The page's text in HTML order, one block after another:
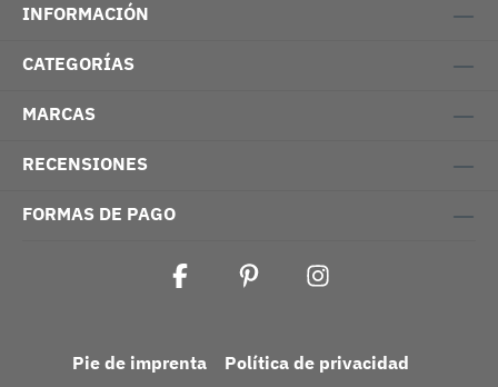
INFORMACIÓN
CATEGORÍAS
MARCAS
RECENSIONES
FORMAS DE PAGO
Pie de imprenta Política de privacidad